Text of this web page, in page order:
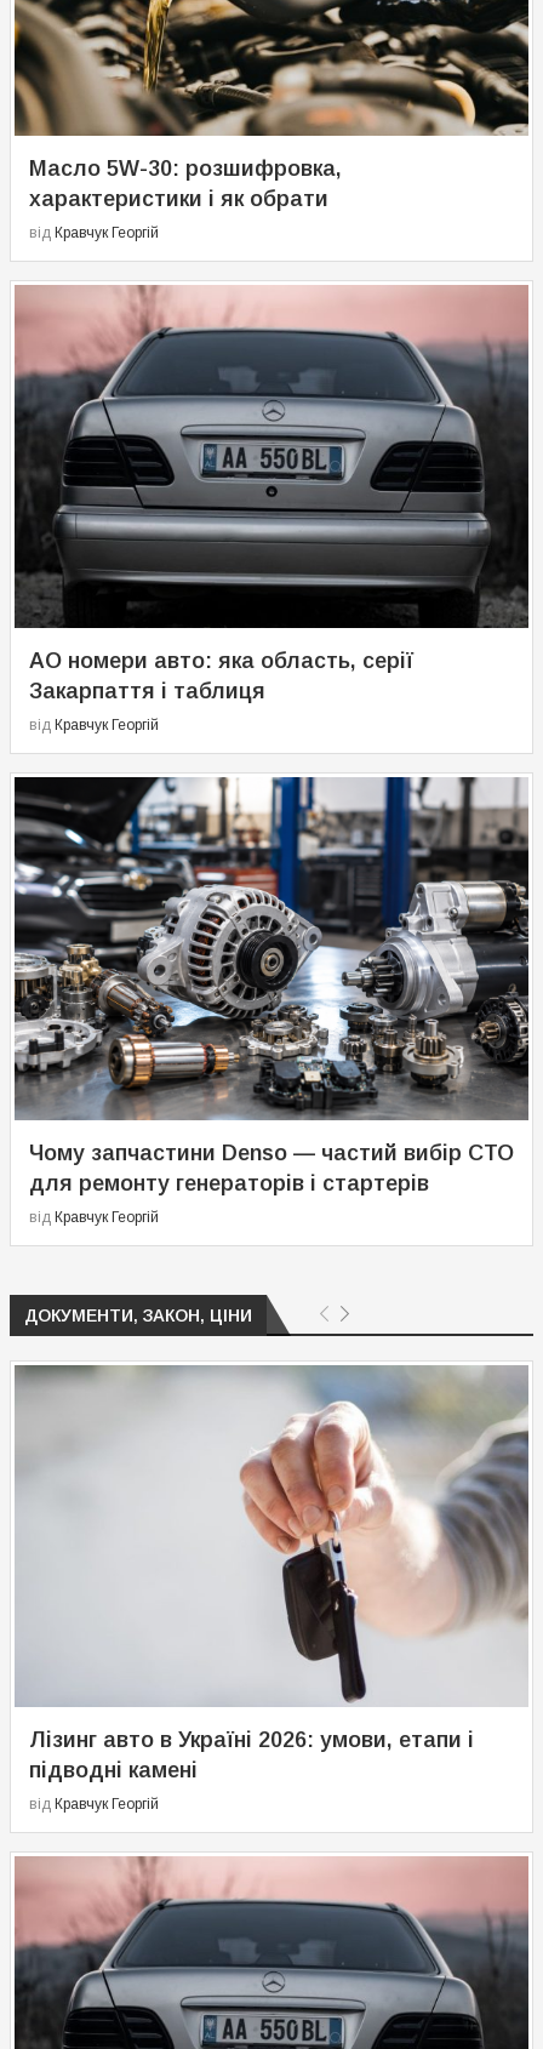
Масло 5W-30: розшифровка,
характеристики і як обрати
від Кравчук Георгій
АО номери авто: яка область, серії
Закарпаття і таблиця
від Кравчук Георгій
Чому запчастини Denso — частий вибір СТО
для ремонту генераторів і стартерів
від Кравчук Георгій
ДОКУМЕНТИ, ЗАКОН, ЦІНИ
Лізинг авто в Україні 2026: умови, етапи і
підводні камені
від Кравчук Георгій